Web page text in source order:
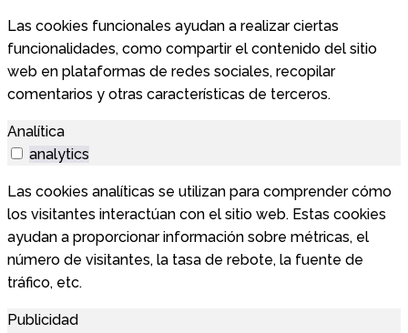
Las cookies funcionales ayudan a realizar ciertas
funcionalidades, como compartir el contenido del sitio
web en plataformas de redes sociales, recopilar
comentarios y otras características de terceros.
Analítica
analytics
Las cookies analíticas se utilizan para comprender cómo
los visitantes interactúan con el sitio web. Estas cookies
ayudan a proporcionar información sobre métricas, el
número de visitantes, la tasa de rebote, la fuente de
tráfico, etc.
Publicidad